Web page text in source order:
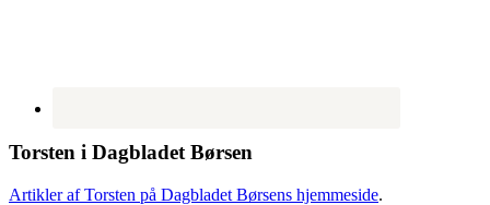
Torsten i Dagbladet Børsen
Artikler af Torsten på Dagbladet Børsens hjemmeside.